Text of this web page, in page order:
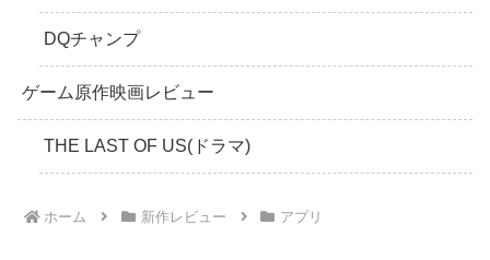
DQチャンプ
ゲーム原作映画レビュー
THE LAST OF US(ドラマ)
ホーム 新作レビュー アプリ